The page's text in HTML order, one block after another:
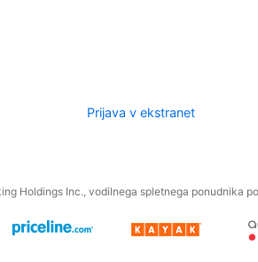
Prijava v ekstranet
Holdings Inc., vodilnega spletnega ponudnika